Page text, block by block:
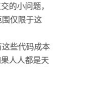
的小问题，
仅限于这
些代码成本
人人都是天